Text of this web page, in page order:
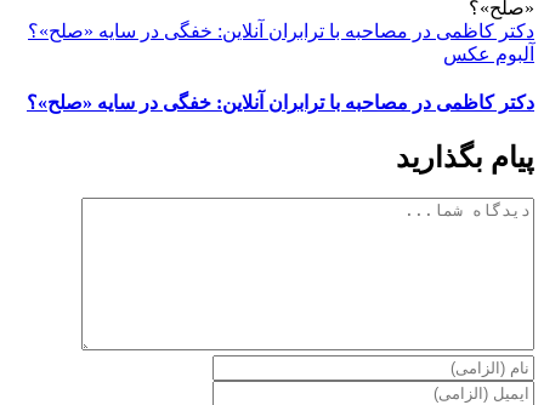
دکتر کاظمی در مصاحبه با ترابران آنلاین: خفگی در سایه «صلح»؟
آلبوم عکس
دکتر کاظمی در مصاحبه با ترابران آنلاین: خفگی در سایه «صلح»؟
پیام بگذارید
دیدگاه